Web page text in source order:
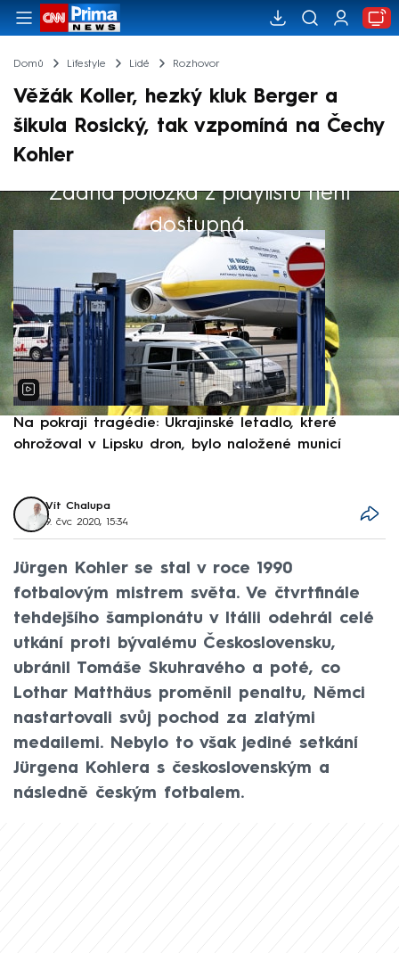
Domů Lifestyle Lidé Rozhovor
Věžák Koller, hezký kluk Berger a
šikula Rosický, tak vzpomíná na Čechy
Kohler
Žádná položka z playlistu není
dostupná.
Výběr redakce
Na pokraji tragédie: Ukrajinské letadlo, které
ohrožoval v Lipsku dron, bylo naložené municí
Vít Chalupa
9. čvc 2020, 15:34
Jürgen Kohler se stal v roce 1990
fotbalovým mistrem světa. Ve čtvrtfinále
tehdejšího šampionátu v Itálii odehrál celé
utkání proti bývalému Československu,
ubránil Tomáše Skuhravého a poté, co
Lothar Matthäus proměnil penaltu, Němci
nastartovali svůj pochod za zlatými
medailemi. Nebylo to však jediné setkání
Jürgena Kohlera s československým a
následně českým fotbalem.